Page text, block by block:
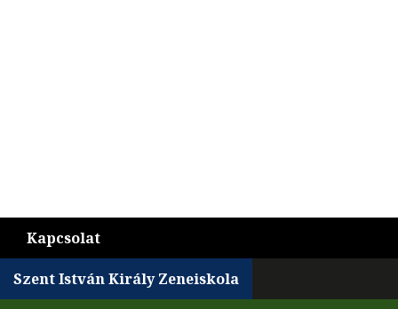
Kapcsolat
Szent István Király Zeneiskola